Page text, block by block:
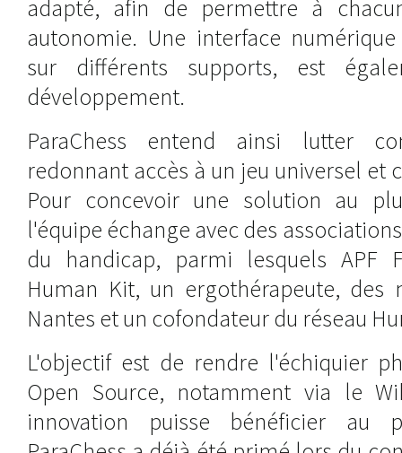
adapté, afin de permettre à
autonomie. Une interface
sur différents supports, est
développement.
ParaChess entend ainsi lutter
redonnant accès à un jeu universel et
Pour concevoir une solution au
l'équipe échange avec des
du handicap, parmi lesquels APF
Human Kit, un ergothérapeute, des
Nantes et un cofondateur du réseau
L'objectif est de rendre l'échiquier
Open Source, notamment via le
innovation puisse bénéficier au